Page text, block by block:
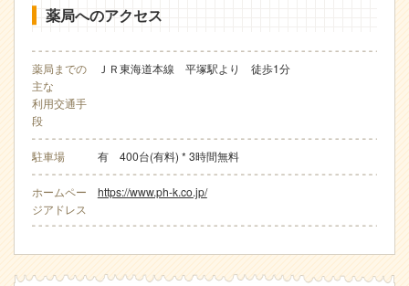
薬局へのアクセス
薬局までの
主な
利用交通手
段
ＪＲ東海道本線 平塚駅より 徒歩1分
駐車場 有 400台(有料) * 3時間無料
ホームペー
ジアドレス
https://www.ph-k.co.jp/